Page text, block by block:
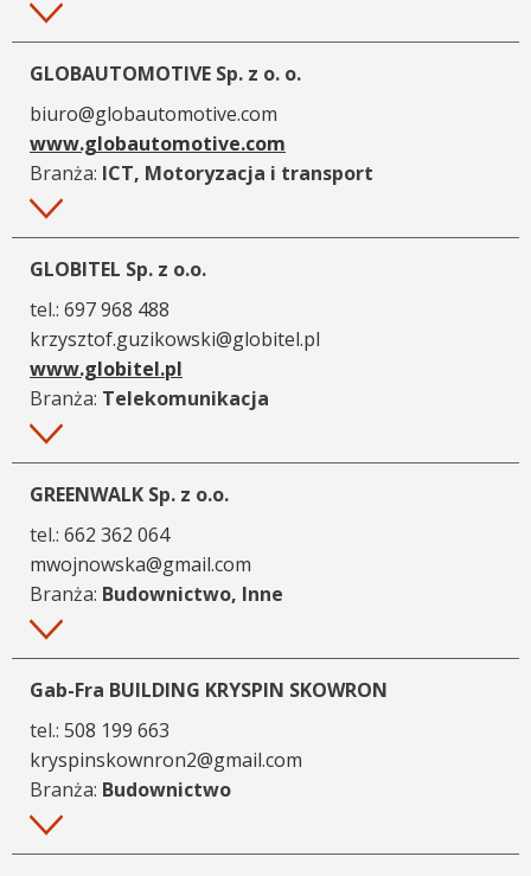
Więcej
GLOBAUTOMOTIVE Sp. z o. o.
biuro@globautomotive.com
www.globautomotive.com
Branża: ICT, Motoryzacja i transport
Więcej
GLOBITEL Sp. z o.o.
tel.: 697 968 488
krzysztof.guzikowski@globitel.pl
www.globitel.pl
Branża: Telekomunikacja
Więcej
GREENWALK Sp. z o.o.
tel.: 662 362 064
mwojnowska@gmail.com
Branża: Budownictwo, Inne
Więcej
Gab-Fra BUILDING KRYSPIN SKOWRON
tel.: 508 199 663
kryspinskownron2@gmail.com
Branża: Budownictwo
Więcej